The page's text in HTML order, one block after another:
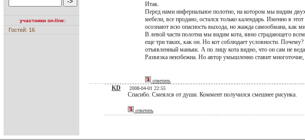
участники on-line:
Гостей: 16
Итак.
Перед нами инфернальное полотно, на котором мы видим
мебели, все продано, остался только календарь. Именно в
осознают всю опасность выхода, но жажда самообмана, как
В левой части полотна мы видим кота, явно страдающего
еще три таких, как он. Но кот соблюдает условности.
отъявленный маньяк. А по лицу кота видно, что он сам не
Развязка неизбежна. Но автор умышленно ставит
ответить
KD 2008-04-01 22:55
Спасибо. Смеялся от души. Коммент получился смешнее рисунка.
ответить